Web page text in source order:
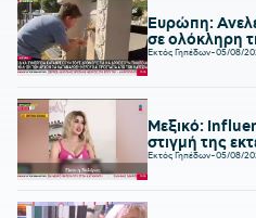
Ευρώπη:
σε ολόκληρη
Εκτός Γηπέδων-05/08/
Μεξικό:
στιγμή της
Εκτός Γηπέδων-05/08/